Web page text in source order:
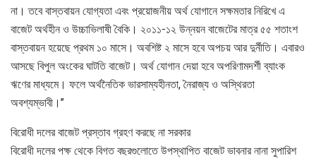
না। তবে বাস্তবায়ন যোগ্যতা এবং প্রয়োজনীয় অর্থ যোগানে সক্ষমতার নিরিখে এ
বাজেট অর্থহীন ও উচ্চাভিলাষী বৈকি। ২০১১-১২ উন্নয়ন বাজেটের মাত্র ৫৫ শতাংশ
বাস্তবায়ন হয়েছে প্রথম ১০ মাসে। অবশিষ্ট ২ মাসে হবে অপচয় আর দুর্নীতি। এবারও
আসছে বিপুল অংকের ঘাটতি বাজেট। অর্থ যোগান দেয়া হবে অপরিণামদর্শী ব্যাংক
ঋণের মাধ্যমে। ফলে অর্থনৈতিক ভারসাম্যহীনতা, নৈরাজ্য ও অস্থিরতা
অবশ্যম্ভাবী।’’
বিরোধী দলের বাজেট প্রস্তাব গ্রহণ করছে না সরকার
বিরোধী দলের পক্ষ থেকে বিগত বছরগুলোতে উপস্থাপিত বাজেট ভাবনার নানা সুপারিশ